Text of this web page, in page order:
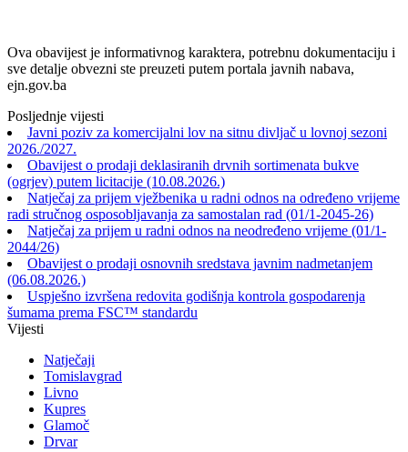
Ova obavijest je informativnog karaktera, potrebnu dokumentaciju i
sve detalje obvezni ste preuzeti putem portala javnih nabava,
ejn.gov.ba
Posljednje vijesti
Javni poziv za komercijalni lov na sitnu divljač u lovnoj sezoni
2026./2027.
Obavijest o prodaji deklasiranih drvnih sortimenata bukve
(ogrjev) putem licitacije (10.08.2026.)
Natječaj za prijem vježbenika u radni odnos na određeno vrijeme
radi stručnog osposobljavanja za samostalan rad (01/1-2045-26)
Natječaj za prijem u radni odnos na neodređeno vrijeme (01/1-
2044/26)
Obavijest o prodaji osnovnih sredstava javnim nadmetanjem
(06.08.2026.)
Uspješno izvršena redovita godišnja kontrola gospodarenja
šumama prema FSC™ standardu
Vijesti
Natječaji
Tomislavgrad
Livno
Kupres
Glamoč
Drvar